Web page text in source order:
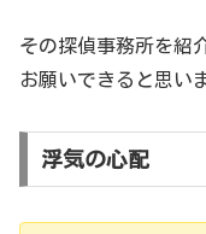
その探偵事務所を紹
お願いできると思い
浮気の心配